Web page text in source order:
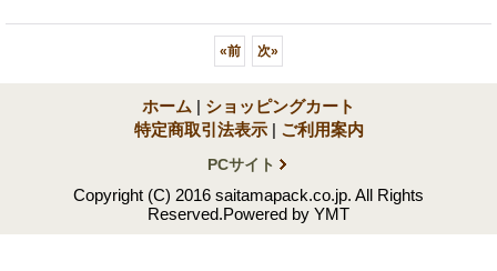
«前 次»
ホーム | ショッピングカート
特定商取引法表示 | ご利用案内
PCサイト
Copyright (C) 2016 saitamapack.co.jp. All Rights
Reserved.Powered by YMT